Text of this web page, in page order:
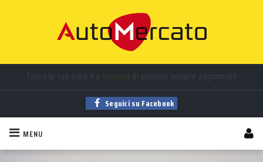
Trova la tua auto tra migliaia di annunci sempre aggiornati!
Autonuove,usate, akm 0eaziendaliin vendita!
Seguici su Facebook
MENU